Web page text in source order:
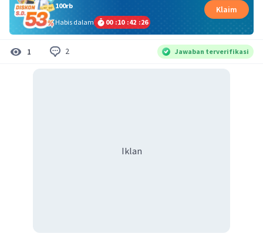
100rb
Habis dalam
00 :10 :42 :25
Klaim
1 2 Jawaban terverifikasi
Iklan